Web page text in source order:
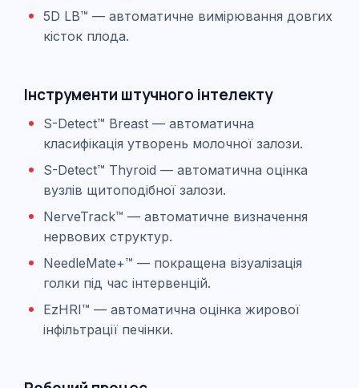
5D LB™ — автоматичне вимірювання довгих
кісток плода.
Інструменти штучного інтелекту
S-Detect™ Breast — автоматична
класифікація утворень молочної залози.
S-Detect™ Thyroid — автоматична оцінка
вузлів щитоподібної залози.
NerveTrack™ — автоматичне визначення
нервових структур.
NeedleMate+™ — покращена візуалізація
голки під час інтервенцій.
EzHRI™ — автоматична оцінка жирової
інфільтрації печінки.